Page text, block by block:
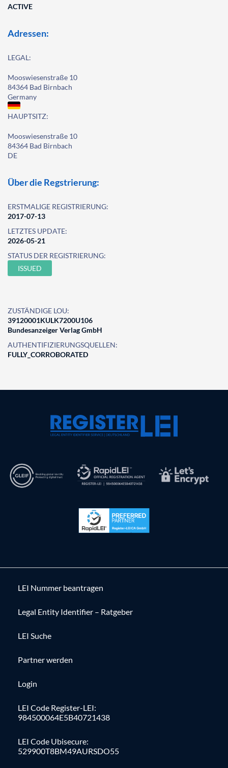
ACTIVE
Adressen:
LEGAL:
Mooswiesenstraße 10
84364 Bad Birnbach
Germany
HAUPTSITZ:
Mooswiesenstraße 10
84364 Bad Birnbach
DE
Über die Regstrierung:
ERSTMALIGE REGISTRIERUNG:
2017-07-13
LETZTES UPDATE:
2026-05-21
STATUS DER REGISTRIERUNG:
ISSUED
ZUSTÄNDIGE LOU:
39120001KULK7200U106
Bundesanzeiger Verlag GmbH
AUTHENTIFIZIERUNGSQUELLEN:
FULLY_CORROBORATED
LEI Nummer beantragen
Legal Entity Identifier – Ratgeber
LEI Suche
Partner werden
Login
LEI Code Register-LEI:
984500064E5B40721438
LEI Code Ubisecure:
529900T8BM49AURSDO55